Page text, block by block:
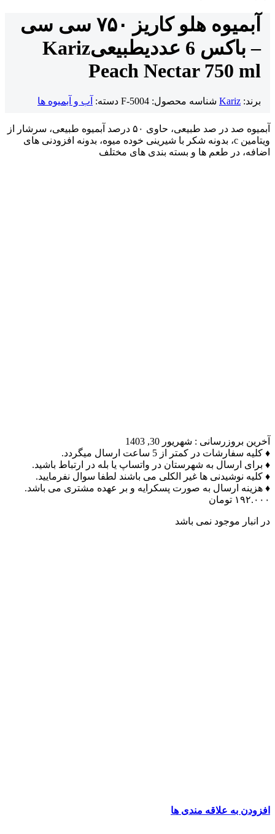
آبمیوه هلو کاریز ۷۵۰ سی سی
– باکس 6 عددی
طبیعیKariz
Peach Nectar 750 ml
برند: Kariz شناسه محصول: F-5004 دسته: آب و آبمیوه ها
آبمیوه صد در صد طبیعی، حاوی ۵۰ درصد آبمیوه طبیعی، سرشار از
ویتامین c، بدونه شکر با شیرینی خوده میوه، بدونه افزودنی های
اضافه، در طعم ها و بسته بندی های مختلف
آخرین بروزرسانی : شهریور 30, 1403
♦ کلیه سفارشات در کمتر از 5 ساعت ارسال میگردد.
♦ برای ارسال به شهرستان در واتساپ یا بله در ارتباط باشید.
♦ کلیه نوشیدنی ها غیر الکلی می باشند لطفا سوال نفرمایید.
♦ هزینه ارسال به صورت پسکرایه و بر عهده مشتری می باشد.
۱۹۲.۰۰۰ تومان
در انبار موجود نمی باشد
افزودن به علاقه مندی ها